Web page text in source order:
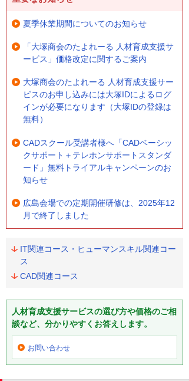
夏季休業期間についてのお知らせ
「大塚商会のたよれーる 人材育成支援サ
ービス」価格改定に関するご案内
大塚商会のたよれーる 人材育成支援サー
ビスのお申し込みには大塚IDによるログ
インが必要になります（大塚IDの登録は
無料）
CADスクール受講者様へ「CADベーシッ
クサポート＋テレホンサポートスタンダ
ード」無料トライアルキャンペーンのお
知らせ
広島会場での定期開催研修は、2025年12
月で終了しました
IT関連コース・ヒューマンスキル関連コー
ス
CAD関連コース
人材育成支援サービスの選び方や価格のご相
談など、分かりやすくお答えします。
お問い合わせ